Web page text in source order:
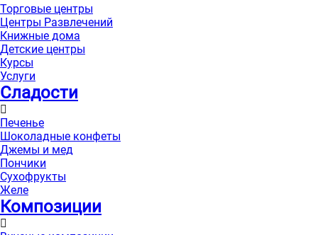
Торговые центры
Центры Развлечений
Книжные дома
Детские центры
Курсы
Услуги
Сладости
Печенье
Шоколадные конфеты
Джемы и мед
Пончики
Сухофрукты
Желе
Композиции